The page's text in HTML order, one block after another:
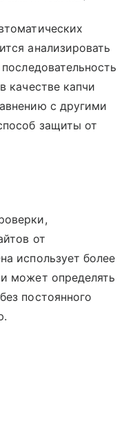
анализировать
качестве капчи
с другими
защиты от
от
использует более
может определять
постоянного